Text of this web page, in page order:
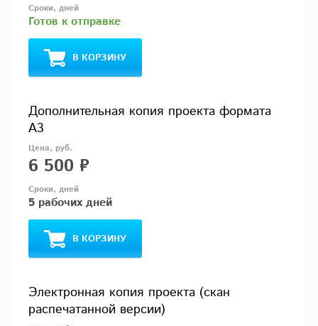
Готов к отправке
В КОРЗИНУ
Дополнительная копия проекта формата
А3
6 500 ₽
5 рабочих дней
В КОРЗИНУ
Электронная копия проекта (скан
распечатанной версии)